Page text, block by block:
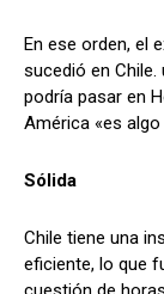
En ese orden, el
sucedió en
podría pasar en
América «es algo
Sólida
Chile tiene una
eficiente, lo que